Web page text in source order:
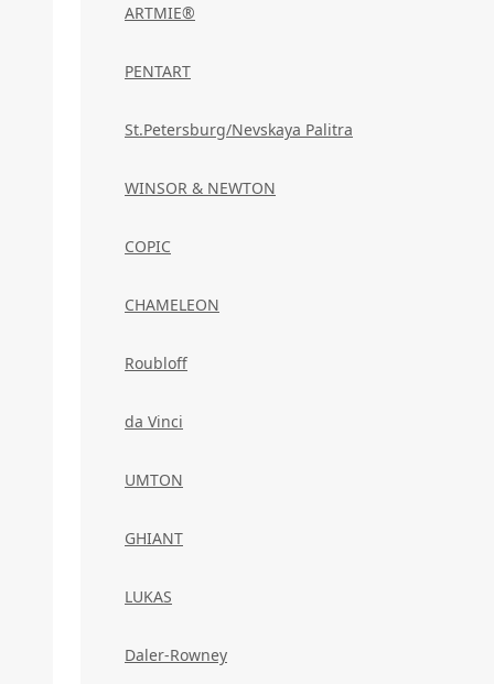
ARTMIE®
PENTART
St.Petersburg/Nevskaya Palitra
WINSOR & NEWTON
COPIC
CHAMELEON
Roubloff
da Vinci
UMTON
GHIANT
LUKAS
Daler-Rowney